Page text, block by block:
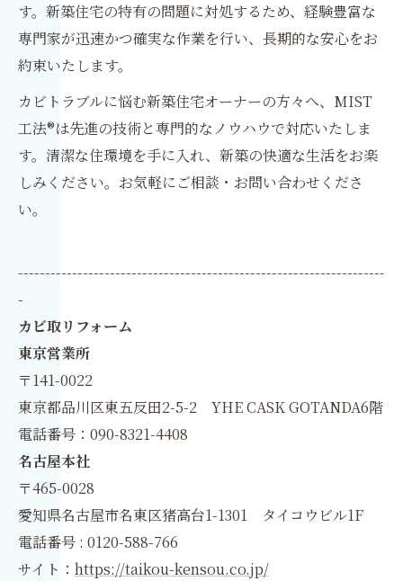
す。新築住宅の特有の問題に対処するため、経験豊富な
専門家が迅速かつ確実な作業を行い、長期的な安心をお
約束いたします。
カビトラブルに悩む新築住宅オーナーの方々へ、MIST
工法®は先進の技術と専門的なノウハウで対応いたしま
す。清潔な住環境を手に入れ、新築の快適な生活をお楽
しみください。お気軽にご相談・お問い合わせくださ
い。
--------------------------------------------------------------------
-
カビ取リフォーム
東京営業所
〒141-0022
東京都品川区東五反田2-5-2 YHE CASK GOTANDA6階
電話番号：090-8321-4408
名古屋本社
〒465-0028
愛知県名古屋市名東区猪高台1-1301 タイコウビル1F
電話番号 : 0120-588-766
サイト： https://taikou-kensou.co.jp/